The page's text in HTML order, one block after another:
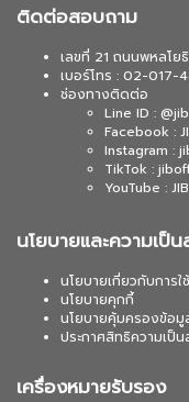
ติดต่อสอบถาม
เลขที่ 21 ถนนพหลโย
เบอร์โทร : 02-017-
ช่องทางติดต่อ
Line ID :
Facebook :
Instagram :
TikTok :
YouTube :
นโยบายและความเป็
นโยบายเกี่ยวกับการ
นโยบายคุกกี้
นโยบายคุ้มครองข้อ
ประกาศสิทธิความเป็
เครื่องหมายรับรอง